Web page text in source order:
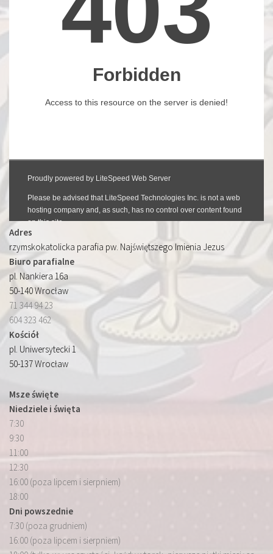
Adres
rzymskokatolicka parafia pw. Najświętszego Imienia Jezus
Biuro parafialne
pl. Nankiera 16a
50-140 Wrocław
71 344 94 23
604 323 462
Kościół
pl. Uniwersytecki 1
50-137 Wrocław
Msze święte
Niedziele i święta
7:30
9:30
11:00
12:30
16:00 (poza lipcem i sierpniem)
18:00
Dni powszednie
7:30 (poza grudniem)
16:00 (poza lipcem i sierpniem)